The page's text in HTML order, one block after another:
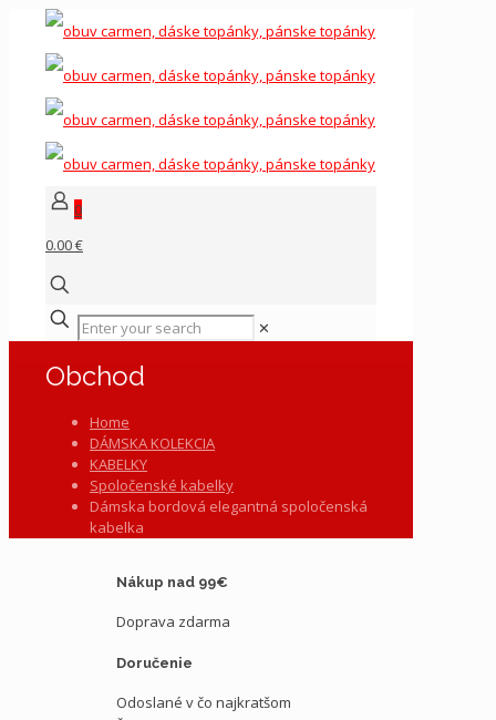
0
0.00 €
✕
Obchod
Home
DÁMSKA KOLEKCIA
KABELKY
Spoločenské kabelky
Dámska bordová elegantná spoločenská
kabelka
Nákup nad 99€
Doprava zdarma
Doručenie
Odoslané v čo najkratšom